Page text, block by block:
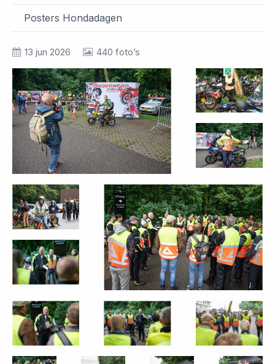
Posters Hondadagen
13 jun 2026 440 foto’s